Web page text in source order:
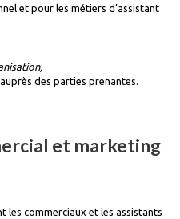
et pour les métiers d’assistant
des parties prenantes.
et marketing
les commerciaux et les assistants